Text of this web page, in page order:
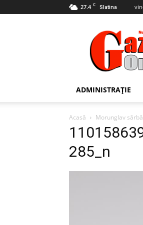
27.4 C Slatina
ADMINISTRAȚIE
Acasă Morunglav
285_n